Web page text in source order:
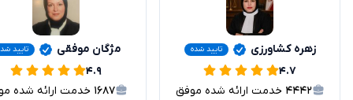
زهره کشاورزی تایید شده
۴.۷
۴۴۴۲ خدمت ارائه شده موفق
مژگان موفقی تایید
۴.۹
۱۶۸۷ خدمت ارائه شده موفق